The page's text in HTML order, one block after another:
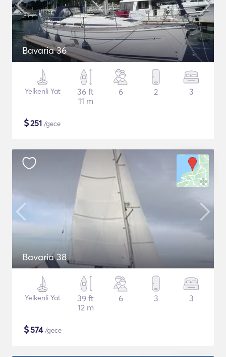
Bavaria 36
Yelkenli Yat
36 ft
11 m
6 2 3
$251 /gece
Bavaria 38
Yelkenli Yat
39 ft
12 m
6 3 3
$574/gece